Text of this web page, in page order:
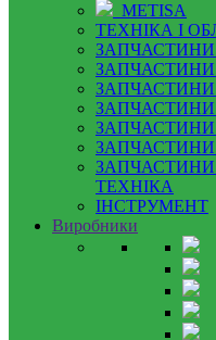
METISA
ТЕХНІКА І
ЗАПЧАСТИНИ
ЗАПЧАСТИНИ
ЗАПЧАСТИНИ
ЗАПЧАСТИНИ
ТЕХНІКА
ІНСТРУМЕНТ
Виробники